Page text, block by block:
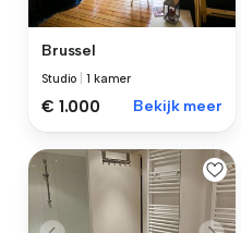
Brussel
Studio |1 kamer
€ 1.000 Bekijk meer